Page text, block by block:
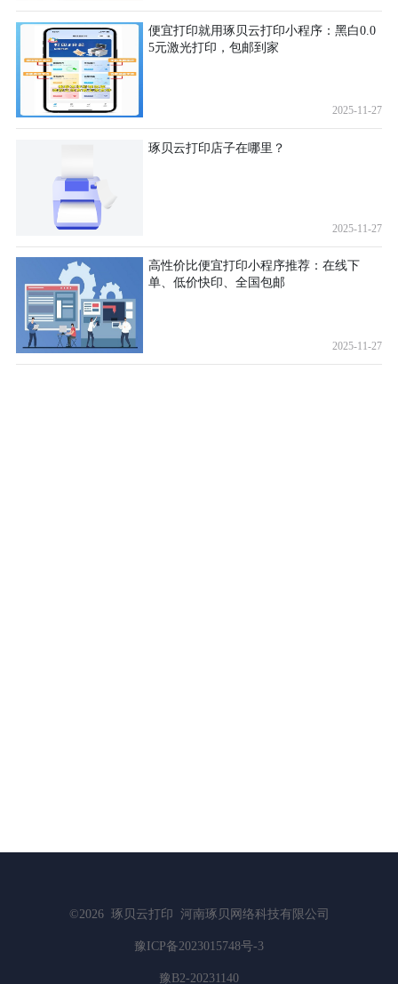
便宜打印就用琢贝云打印小程序：黑白0.0
5元激光打印，包邮到家
2025-11-27
琢贝云打印店子在哪里？
2025-11-27
高性价比便宜打印小程序推荐：在线下
单、低价快印、全国包邮
2025-11-27
©2026 琢贝云打印 河南琢贝网络科技有限公司
豫ICP备2023015748号-3
豫B2-20231140